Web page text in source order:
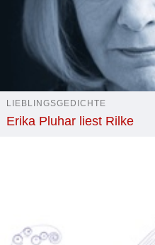
LIEBLINGSGEDICHTE
Erika Pluhar liest Rilke